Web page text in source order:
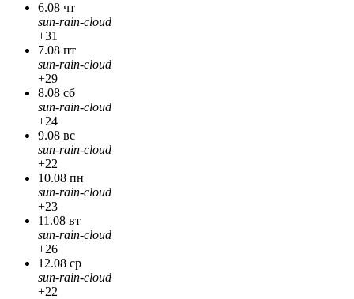
6.08 чт
sun-rain-cloud
+31
7.08 пт
sun-rain-cloud
+29
8.08 сб
sun-rain-cloud
+24
9.08 вс
sun-rain-cloud
+22
10.08 пн
sun-rain-cloud
+23
11.08 вт
sun-rain-cloud
+26
12.08 ср
sun-rain-cloud
+22